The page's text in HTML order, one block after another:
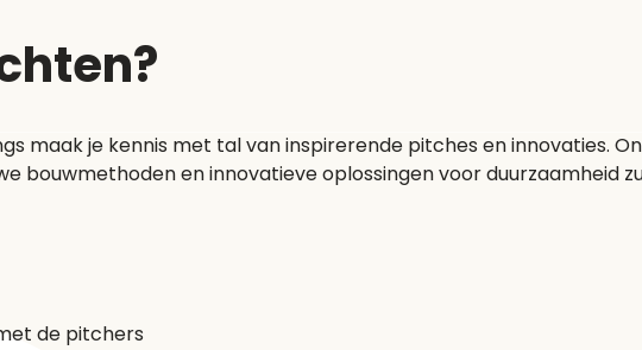
maak je kennis met tal van inspirerende pitches en innovaties.
bouwmethoden en innovatieve oplossingen voor duurzaamheid
de pitchers